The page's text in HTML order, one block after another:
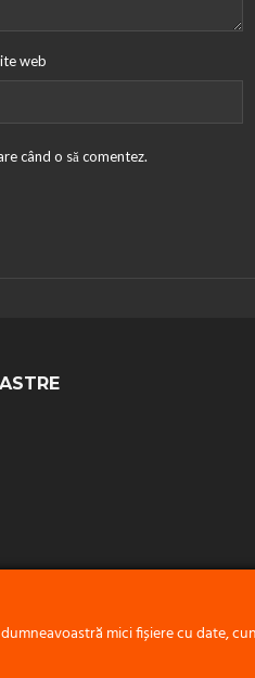
web
când o să comentez.
mici fișiere cu date,